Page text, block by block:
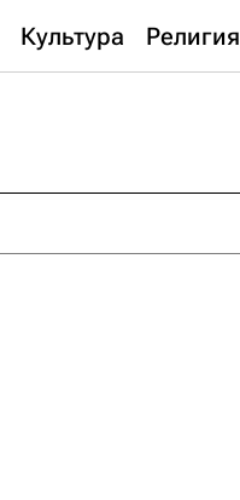
Культура Религия